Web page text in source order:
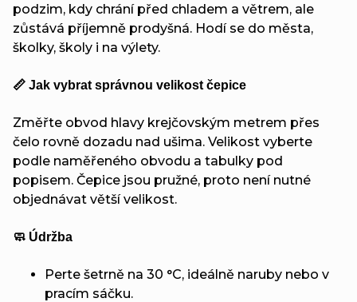
podzim, kdy chrání před chladem a větrem, ale
zůstává příjemně prodyšná. Hodí se do města,
školky, školy i na výlety.
📏 Jak vybrat správnou velikost čepice
Změřte obvod hlavy krejčovským metrem přes
čelo rovně dozadu nad ušima. Velikost vyberte
podle naměřeného obvodu a tabulky pod
popisem. Čepice jsou pružné, proto není nutné
objednávat větší velikost.
🧼 Údržba
Perte šetrně na 30 °C, ideálně naruby nebo v
pracím sáčku.